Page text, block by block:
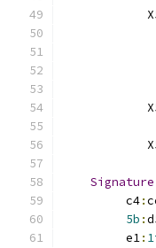
Signature
         c4
:
5b :
         e1
: